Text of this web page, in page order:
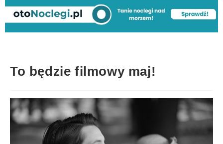
To będzie filmowy maj!